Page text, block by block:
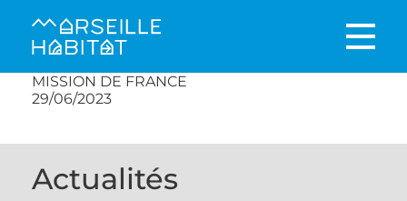
MISSION DE FRANCE
29/06/2023
Actualités